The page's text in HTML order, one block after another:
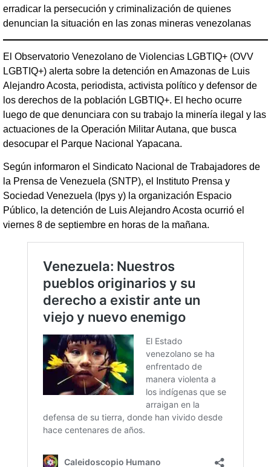
erradicar la persecución y criminalización de quienes
denuncian la situación en las zonas mineras venezolanas
El Observatorio Venezolano de Violencias LGBTIQ+ (OVV
LGBTIQ+) alerta sobre la detención en Amazonas de Luis
Alejandro Acosta, periodista, activista político y defensor de
los derechos de la población LGBTIQ+. El hecho ocurre
luego de que denunciara con su trabajo la minería ilegal y las
actuaciones de la Operación Militar Autana, que busca
desocupar el Parque Nacional Yapacana.
Según informaron el Sindicato Nacional de Trabajadores de
la Prensa de Venezuela (SNTP), el Instituto Prensa y
Sociedad Venezuela (Ipys y) la organización Espacio
Público, la detención de Luis Alejandro Acosta ocurrió el
viernes 8 de septiembre en horas de la mañana.